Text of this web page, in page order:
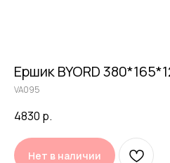
Ершик BYORD
VA095
4830 р.
Нет в наличии